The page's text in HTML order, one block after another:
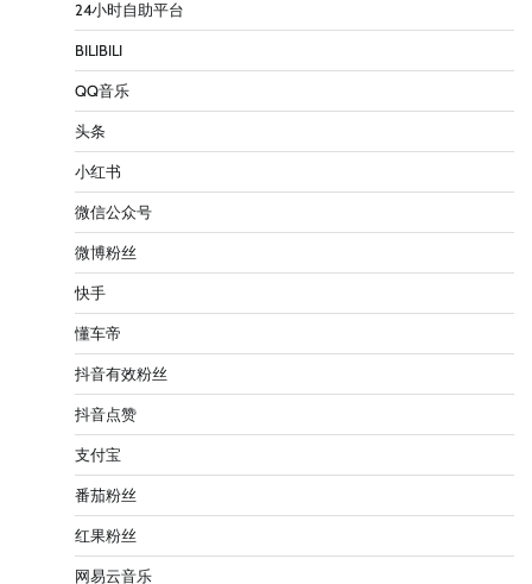
24小时自助平台
BILIBILI
QQ音乐
头条
小红书
微信公众号
微博粉丝
快手
懂车帝
抖音有效粉丝
抖音点赞
支付宝
番茄粉丝
红果粉丝
网易云音乐